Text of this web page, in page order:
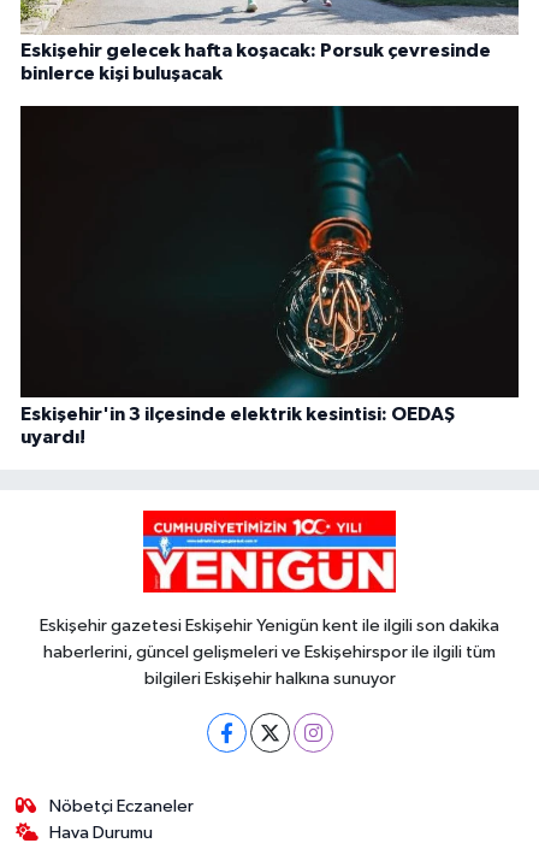
Eskişehir gelecek hafta koşacak: Porsuk çevresinde
binlerce kişi buluşacak
Eskişehir'in 3 ilçesinde elektrik kesintisi: OEDAŞ
uyardı!
Eskişehir gazetesi Eskişehir Yenigün kent ile ilgili son dakika
haberlerini, güncel gelişmeleri ve Eskişehirspor ile ilgili tüm
bilgileri Eskişehir halkına sunuyor
Nöbetçi Eczaneler
Hava Durumu